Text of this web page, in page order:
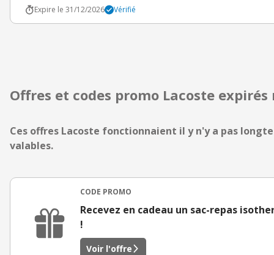
Expire le 31/12/2026
Vérifié
Offres et codes promo Lacoste
Ces offres Lacoste fonctionnaient il y n'y a pas
valables.
CODE PROMO
Recevez en cadeau un sac-repas
!
Voir l'offre